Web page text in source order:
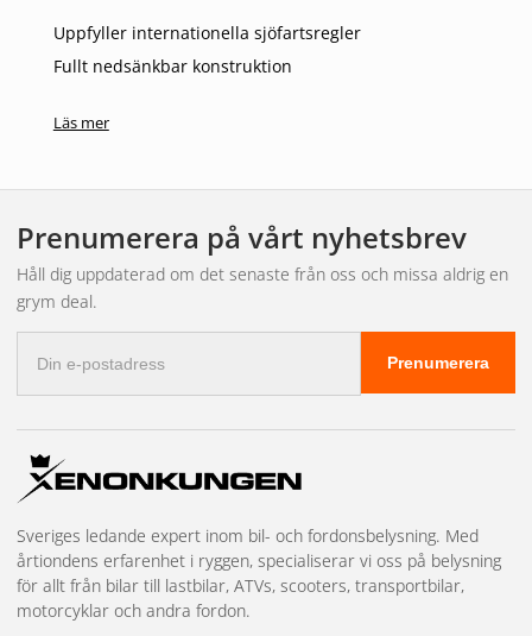
Uppfyller internationella sjöfartsregler
Fullt nedsänkbar konstruktion
Låg strömförbrukning
Övrigt / Viktig information
5 års garanti
Avsedd för babordssida (rött ljus)
Läs mer
Prenumerera på vårt nyhetsbrev
Håll dig uppdaterad om det senaste från oss och missa aldrig en
grym deal.
postadress
Prenumerera
Sveriges ledande expert inom bil- och fordonsbelysning. Med
årtiondens erfarenhet i ryggen, specialiserar vi oss på belysning
för allt från bilar till lastbilar, ATVs, scooters, transportbilar,
motorcyklar och andra fordon.